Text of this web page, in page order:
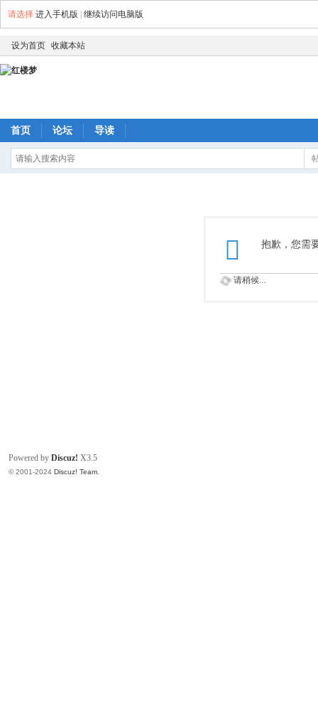
请选择 进入手机版 继续访问电脑版
设为首页 收藏本站
首页 论坛 导读
抱歉，您需
请稍候...
Powered by Discuz! X3.5
© 2001-2024 Discuz! Team